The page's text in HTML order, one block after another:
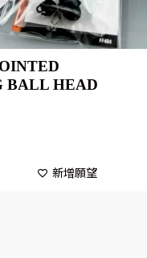
BALL HEAD
新增願望